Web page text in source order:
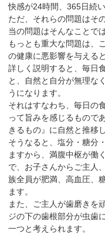
快感が24時間、365日続
ただ、それらの問題はそ
当の問題はそんなことで
もっとも重大な問題は、
の健康に悪影響を与える
詳しく説明すると、毎日
と、自然と自分が無理な
うになります。
それはすなわち、毎日の
って旨みを感じるもので
きるもの』に自然と推移
そうなると、塩分・糖分
ますから、満腹中枢が働
で、お子さんからご主人
族全員が肥満、高血圧、
ます。
また、ご主人が歯磨きを
ジの下の歯根部分が虫歯
一つと考えられます。